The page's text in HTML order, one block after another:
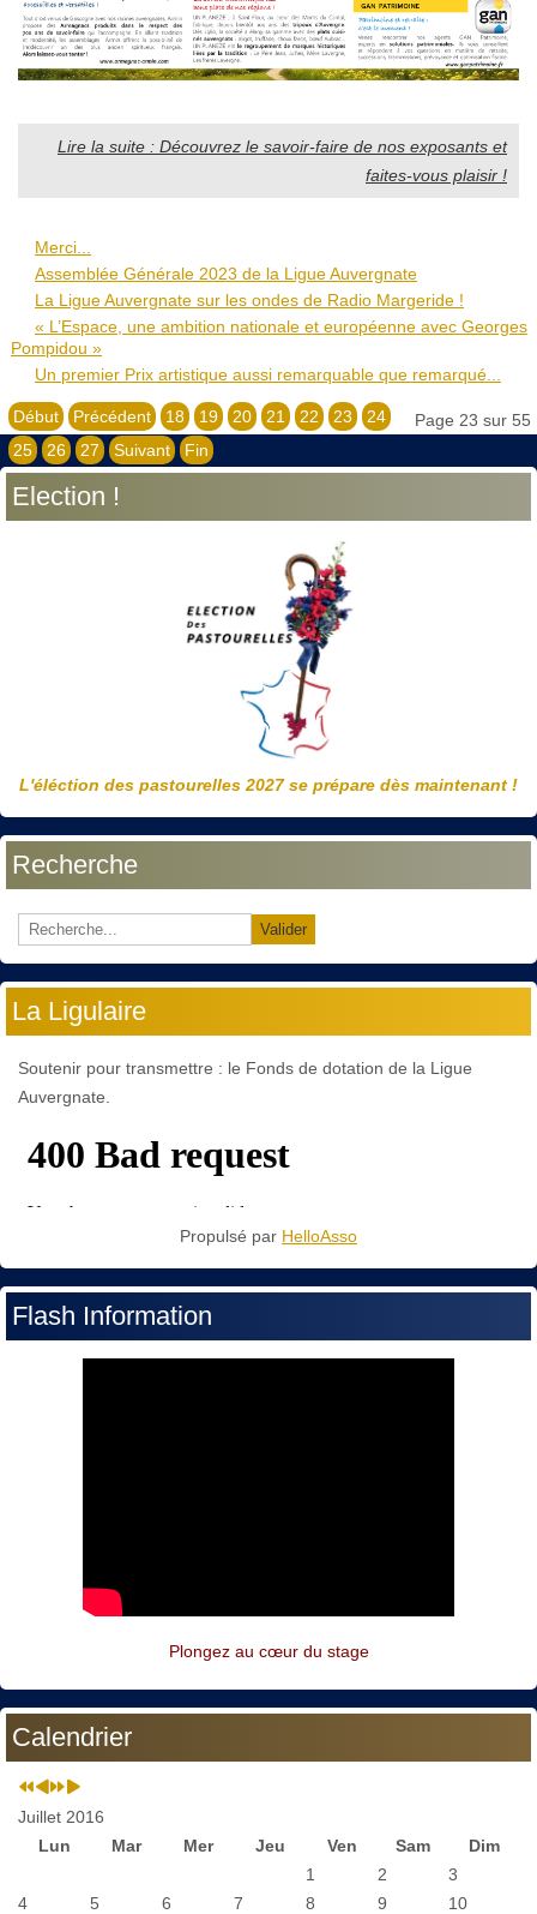
Lire la suite : Découvrez le savoir-faire de nos exposants et
faites-vous plaisir !
Merci...
Assemblée Générale 2023 de la Ligue Auvergnate
La Ligue Auvergnate sur les ondes de Radio Margeride !
« L’Espace, une ambition nationale et européenne avec Georges
Pompidou »
Un premier Prix artistique aussi remarquable que remarqué...
Page 23 sur 55
Début Précédent 18 19 20 21 22 23
24
25
26 27 Suivant Fin
Election !
L'éléction des pastourelles 2027 se prépare dès maintenant !
Recherche
Valider
La Ligulaire
Soutenir pour transmettre : le Fonds de dotation de la Ligue
Auvergnate.
Propulsé par HelloAsso
Flash Information
Plongez au cœur du stage
Calendrier
Juillet 2016
Lun
Mar Mer Jeu Ven Sam
Dim
1
2
3
4
5 6 7 8 9
10